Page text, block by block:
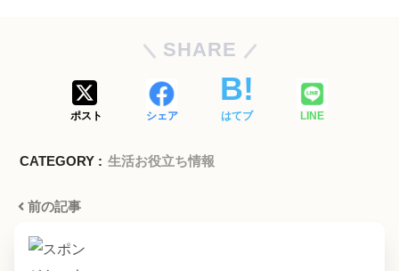
SHARE
ポスト シェア はてブ LINE
CATEGORY : 生活お役立ち情報
前の記事